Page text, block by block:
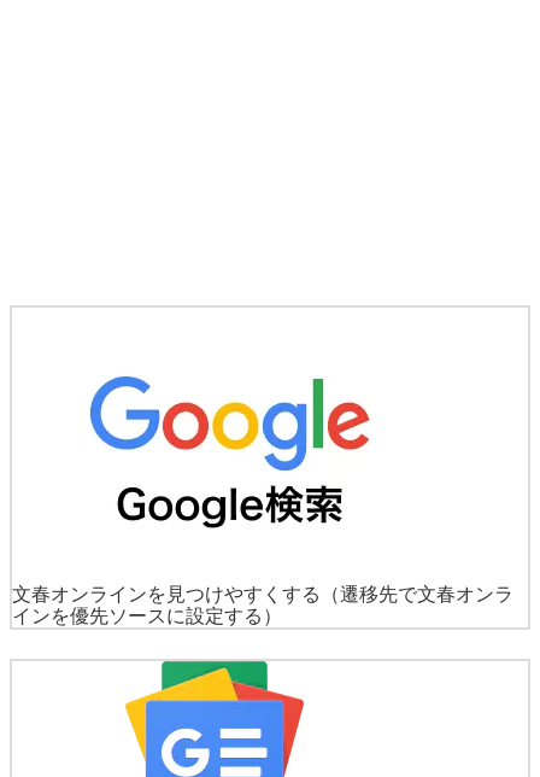
文春オンラインを見つけやすくする
（遷移先で文春オンラ
インを優先ソースに設定する）